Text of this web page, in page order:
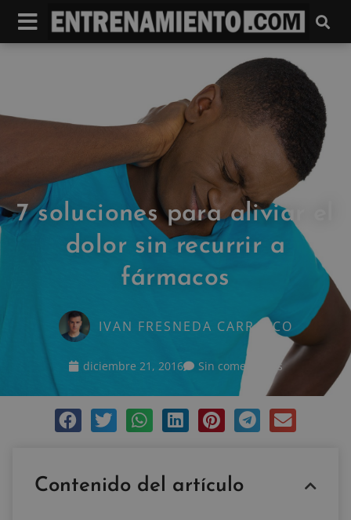
7 soluciones para aliviar el
dolor sin recurrir a
fármacos
IVAN FRESNEDA CARRASCO
diciembre 21, 2016 Sin comentarios
Contenido del artículo